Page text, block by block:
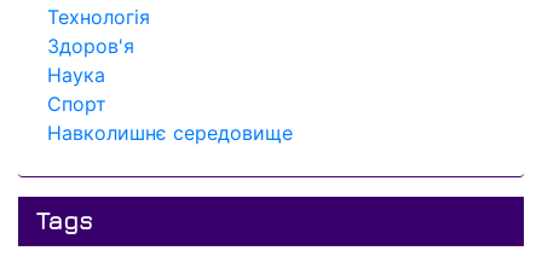
Технологія
Здоров'я
Наука
Спорт
Навколишнє середовище
Tags